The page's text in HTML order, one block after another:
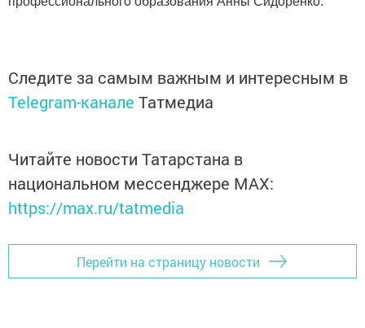
Следите за самым важным и интересным в
Telegram-канале Татмедиа
Читайте новости Татарстана в
национальном мессенджере MАХ:
https://max.ru/tatmedia
Перейти на страницу новости